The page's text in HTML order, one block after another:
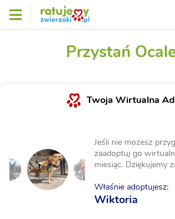
Przystań
Twoja Wirtualna
Jeśli nie możesz
zaadoptuj go
miesiąc. Dziękujemy
Właśnie adoptujesz:
Wiktoria